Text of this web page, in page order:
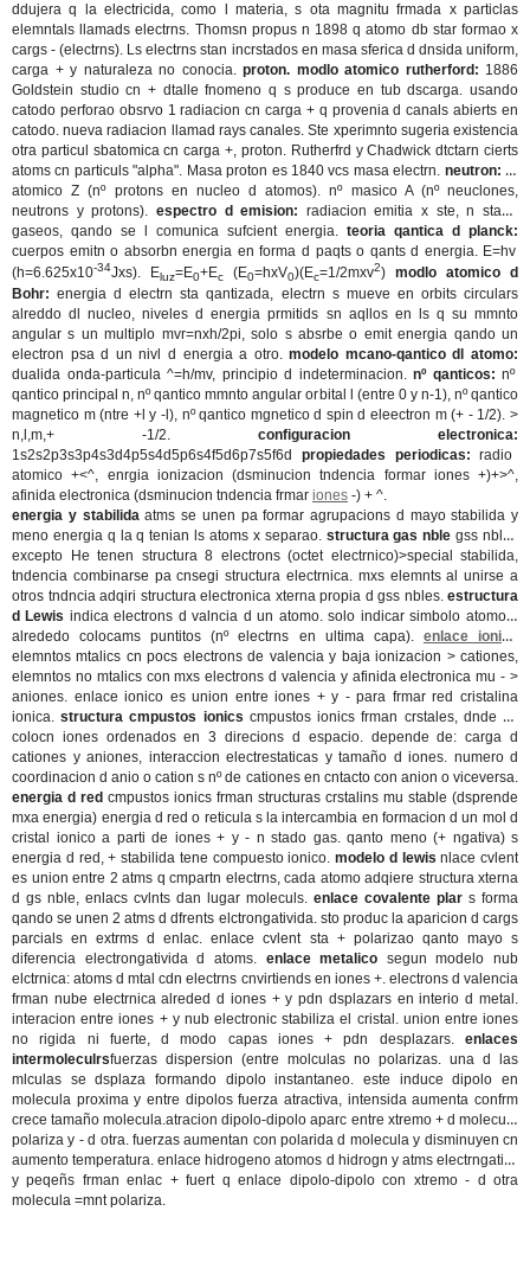
ddujera q la electricida, como l materia, s ota magnitu frmada x particlas
elemntals llamads electrns. Thomsn propus n 1898 q atomo db star formao x
cargs - (electrns). Ls electrns stan incrstados en masa sferica d dnsida uniform,
carga + y naturaleza no conocia. proton. modlo atomico rutherford: 1886
Goldstein studio cn + dtalle fnomeno q s produce en tub dscarga. usando
catodo perforao obsrvo 1 radiacion cn carga + q provenia d canals abierts en
catodo. nueva radiacion llamad rays canales. Ste xperimnto sugeria existencia
otra particul sbatomica cn carga +, proton. Rutherfrd y Chadwick dtctarn cierts
atoms cn particuls "alpha". Masa proton es 1840 vcs masa electrn. neutron: nº
atomico Z (nº protons en nucleo d atomos). nº masico A (nº neuclones,
neutrons y protons). espectro d emision: radiacion emitia x ste, n stado
gaseos, qando se l comunica sufcient energia. teoria qantica d planck:
cuerpos emitn o absorbn energia en forma d paqts o qants d energia. E=hv
(h=6.625x10-34Jxs). Eluz=E0+Ec (E0=hxV0)(Ec=1/2mxv2) modlo atomico d
Bohr: energia d electrn sta qantizada, electrn s mueve en orbits circulars
alreddo dl nucleo, niveles d energia prmitids sn aqllos en ls q su mmnto
angular s un multiplo mvr=nxh/2pi, solo s absrbe o emit energia qando un
electron psa d un nivl d energia a otro.modelo mcano-qantico dl atomo:
dualida onda-particula ^=h/mv, principio d indeterminacion.nº qanticos: nº
qantico principal n, nº qantico mmnto angular orbital l (entre 0 y n-1), nº qantico
magnetico m (ntre +l y -l), nº qantico mgnetico d spin d eleectron m (+ - 1/2). >
n,l,m,+ -1/2. configuracion electronica:
1s2s2p3s3p4s3d4p5s4d5p6s4f5d6p7s5f6d propiedades periodicas: radio
atomico +<^, enrgia ionizacion (dsminucion tndencia formar iones +)+>^,
afinida electronica (dsminucion tndencia frmar iones -) + ^.
energia y stabilidaatms se unen pa formar agrupacions d mayo stabilida y
meno energia q la q tenian ls atoms x separao. structura gas nble gss nbles
excepto He tenen structura 8 electrons (octet electrnico)>special stabilida,
tndencia combinarse pa cnsegi structura electrnica. mxs elemnts al unirse a
otros tndncia adqiri structura electronica xterna propia d gss nbles. estructura
d Lewis indica electrons d valncia d un atomo. solo indicar simbolo atomo y
alrededo colocams puntitos (nº electrns en ultima capa). enlace ionico
elemntos mtalics cn pocs electrons de valencia y baja ionizacion > cationes,
elemntos no mtalics con mxs electrons d valencia y afinida electronica mu - >
aniones. enlace ionico es union entre iones + y - para frmar red cristalina
ionica.structura cmpustos ionics cmpustos ionics frman crstales, dnde se
colocn iones ordenados en 3 direcions d espacio. depende de: carga d
cationes y aniones, interaccion electrestaticas y tamaño d iones. numero d
coordinacion d anio o cation s nº de cationes en cntacto con anion o viceversa.
energia d red cmpustos ionics frman structuras crstalins mu stable (dsprende
mxa energia) energia d red o reticula s la intercambia en formacion d un mol d
cristal ionico a parti de iones + y - n stado gas. qanto meno (+ ngativa) s
energia d red, + stabilida tene compuesto ionico. modelo d lewisnlace cvlent
es union entre 2 atms q cmpartn electrns, cada atomo adqiere structura xterna
d gs nble, enlacs cvlnts dan lugar moleculs. enlace covalente plar s forma
qando se unen 2 atms d dfrents elctrongativida. sto produc la aparicion d cargs
parcials en extrms d enlac. enlace cvlent sta + polarizao qanto mayo s
diferencia electrongativida d atoms. enlace metalico segun modelo nub
elctrnica: atoms d mtal cdn electrns cnvirtiends en iones +. electrons d valencia
frman nube electrnica alreded d iones + y pdn dsplazars en interio d metal.
interacion entre iones + y nub electronic stabiliza el cristal. union entre iones
no rigida ni fuerte, d modo capas iones + pdn desplazars. enlaces
intermoleculrsfuerzas dispersion (entre molculas no polarizas. una d las
mlculas se dsplaza formando dipolo instantaneo. este induce dipolo en
molecula proxima y entre dipolos fuerza atractiva, intensida aumenta confrm
crece tamaño molecula.atracion dipolo-dipolo aparc entre xtremo + d molecula
polariza y - d otra. fuerzas aumentan con polarida d molecula y disminuyen cn
aumento temperatura.enlace hidrogeno atomos d hidrogn y atms electrngativs
y peqeñs frman enlac + fuert q enlace dipolo-dipolo con xtremo - d otra
molecula =mnt polariza.